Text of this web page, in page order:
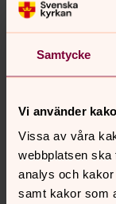
Samtycke
Vi använder
Vissa av våra
webbplatsen
analys och
samt kakor som
ner denna